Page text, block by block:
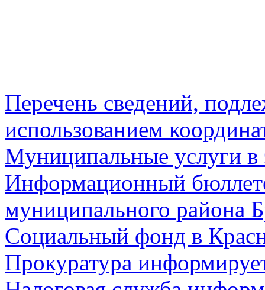
Перечень сведений,
использованием
Муниципальные услуги в
Информационный
муниципального района
Социальный фонд в
Прокуратура